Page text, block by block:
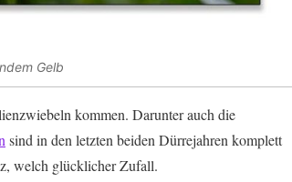
Gelb
kommen. Darunter auch die
sind in den letzten beiden Dürrejahren komplett
welch glücklicher Zufall.